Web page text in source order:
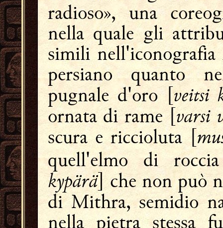
radioso», una
nella quale gli
simili
persiano quanto
pugnale d'oro [veitsi
ornata di rame [varsi
scura e riccioluta [
quell'elmo di
kypärä] che non può
di Mithra, semidio
nella pietra stessa